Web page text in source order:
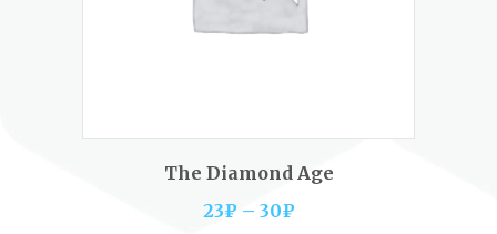
SELECT OPTIONS
The Diamond Age
23₽ – 30₽